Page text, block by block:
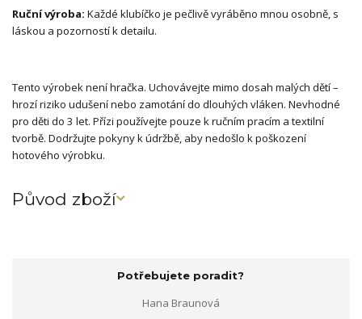
Ruční výroba: Každé klubíčko je pečlivě vyráběno mnou osobně, s
láskou a pozorností k detailu.
Tento výrobek není hračka. Uchovávejte mimo dosah malých dětí –
hrozí riziko udušení nebo zamotání do dlouhých vláken. Nevhodné
pro děti do 3 let. Přízi používejte pouze k ručním pracím a textilní
tvorbě. Dodržujte pokyny k údržbě, aby nedošlo k poškození
hotového výrobku.
Původ zboží
Potřebujete poradit?
Hana Braunová